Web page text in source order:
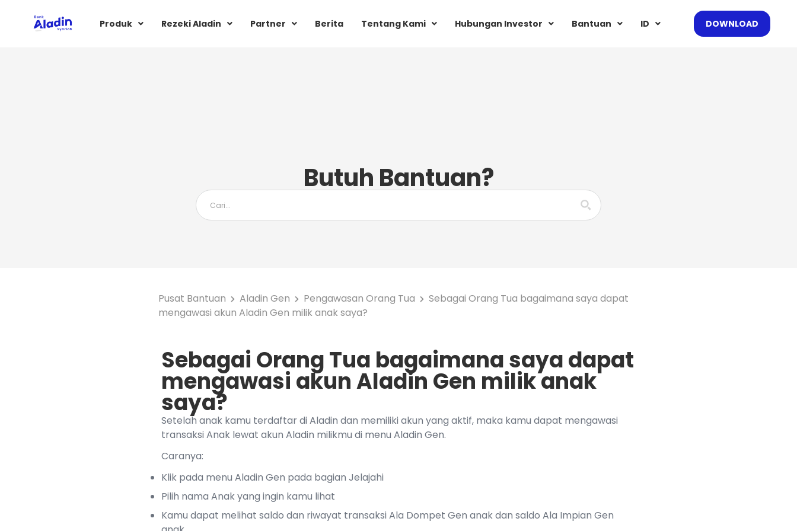
Produk Rezeki Aladin Partner Berita Tentang Kami Hubungan Investor Bantuan ID DOWNLOAD
Butuh Bantuan?
Pusat Bantuan Aladin Gen Pengawasan Orang Tua
Sebagai Orang Tua bagaimana saya dapat
mengawasi akun Aladin Gen milik anak saya?
Sebagai Orang Tua bagaimana saya dapat
mengawasi akun Aladin Gen milik anak
saya?
Setelah anak kamu terdaftar di Aladin dan memiliki akun yang aktif, maka kamu dapat mengawasi
transaksi Anak lewat akun Aladin milikmu di menu Aladin Gen.
Caranya:
Klik pada menu Aladin Gen pada bagian Jelajahi
Pilih nama Anak yang ingin kamu lihat
Kamu dapat melihat saldo dan riwayat transaksi Ala Dompet Gen anak dan saldo Ala Impian Gen